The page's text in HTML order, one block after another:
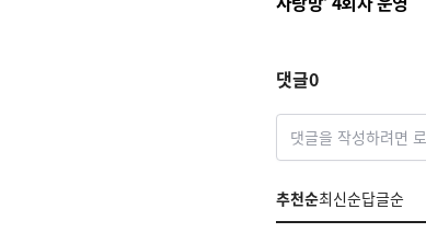
댓글0
댓글을 작성하려면
추천순최신순답글순